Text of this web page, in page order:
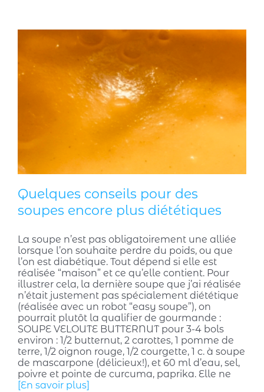
Quelques conseils pour des
soupes encore plus diététiques
La soupe n’est pas obligatoirement une alliée
lorsque l’on souhaite perdre du poids, ou que
l’on est diabétique. Tout dépend si elle est
réalisée “maison” et ce qu’elle contient. Pour
illustrer cela, la dernière soupe que j’ai réalisée
n’était justement pas spécialement diététique
(réalisée avec un robot “easy soupe”), on
pourrait plutôt la qualifier de gourmande :
SOUPE VELOUTE BUTTERNUT pour 3-4 bols
environ : 1/2 butternut, 2 carottes, 1 pomme de
terre, 1/2 oignon rouge, 1/2 courgette, 1 c. à soupe
de mascarpone (délicieux!), et 60 ml d’eau, sel,
poivre et pointe de curcuma, paprika. Elle ne
[En savoir plus]